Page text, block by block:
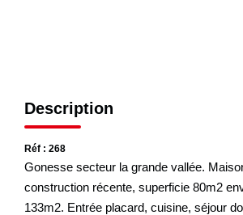
Description
Réf : 268
Gonesse secteur la grande vallée.
construction récente, superficie 80m2
133m2. Entrée placard, cuisine, séjour